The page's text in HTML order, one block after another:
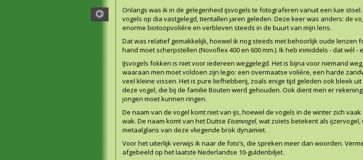
Onlangs was ik in de gelegenheid ijsvogels te fotograferen vanuit een luie
vogels op dia vastgelegd, tientallen jaren geleden. Deze keer was anders: de
enorme biotoopvolière en verbleven steeds in de buurt van mijn lens.
Dat was relatief gemakkelijk, hoewel ik nog steeds met behoorlijk oude lenzen
hand moet scherpstellen (Novoflex 400 en 600 mm.). Ik heb inmiddels - dat wél -
IJsvogels fokken is niet voor iedereen weggelegd. Het is bijna voor niemand
waaraan men moet voldoen zijn legio: een overmaatse volière, een harde
veel kleine vissen. Het is pure liefhebberij, zoals enige tijd geleden ook bleek
deze vogel, die bij de familie Bouten werd gehouden. Ook dient men er
jongen moet kunnen ringen.
De naam van de vogel komt niet van ijs, hoewel de vogels in de winter zich
wak. De naam komt van het Duitse Eisenvogel, wat zoiets betekent als
metaalglans van deze vliegende brok dynamiet.
Voor het uiterlijk verwijs ik naar de foto’s, die spreken meer dan woorden.
afgebeeld op het laatste Nederlandse 10-guldenbiljet.